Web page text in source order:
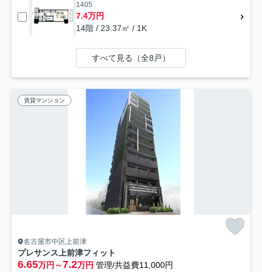
1405
7.4万円
14階 / 23.37㎡ / 1K
すべて見る（全8戸）
賃貸マンション
名古屋市中区上前津
プレサンス上前津フィット
6.65万円～7.2万円 管理/共益費11,000円